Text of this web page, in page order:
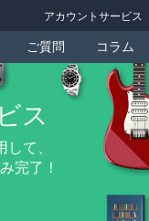
アカウントサービス
ご質問 コラム
ス
て、
完了！